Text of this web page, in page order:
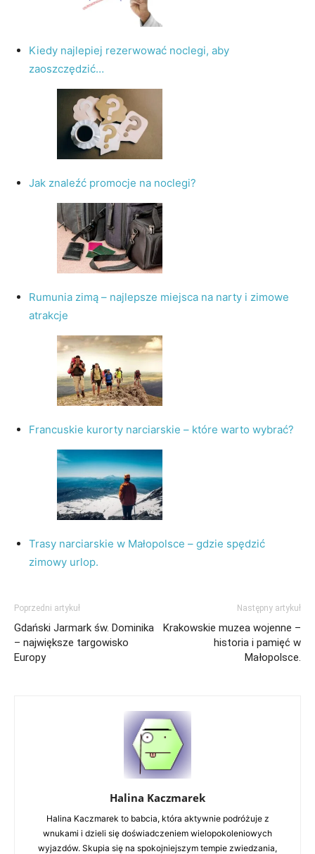
Kiedy najlepiej rezerwować noclegi, aby
zaoszczędzić…
Jak znaleźć promocje na noclegi?
Rumunia zimą – najlepsze miejsca na narty i zimowe
atrakcje
Francuskie kurorty narciarskie – które warto wybrać?
Trasy narciarskie w Małopolsce – gdzie spędzić
zimowy urlop.
Poprzedni artykuł
Gdański Jarmark św. Dominika
– największe targowisko
Europy
Następny artykuł
Krakowskie muzea wojenne –
historia i pamięć w
Małopolsce.
Halina Kaczmarek
Halina Kaczmarek to babcia, która aktywnie podróżuje z
wnukami i dzieli się doświadczeniem wielopokoleniowych
wyjazdów. Skupia się na spokojniejszym tempie zwiedzania,